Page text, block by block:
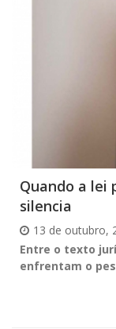
Quando a lei
silencia
13 de outubro,
Entre o texto
enfrentam o